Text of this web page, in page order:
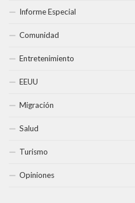
Informe Especial
Comunidad
Entretenimiento
EEUU
Migración
Salud
Turismo
Opiniones